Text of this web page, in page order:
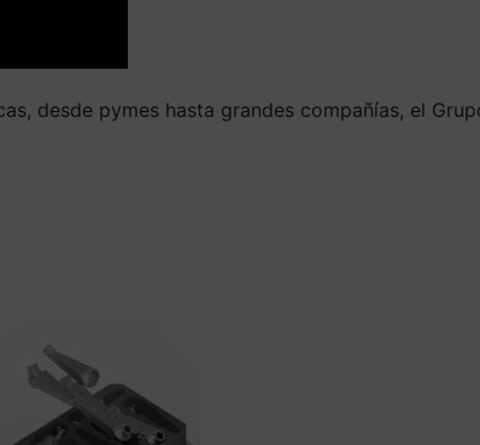
desde pymes hasta grandes compañías, el